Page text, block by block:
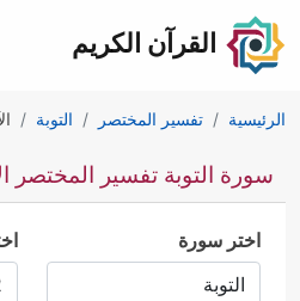
القرآن الكريم
الرئيسية تفسير المختصر التوبة
سورة التوبة تفسير المختصر
اختر سورة